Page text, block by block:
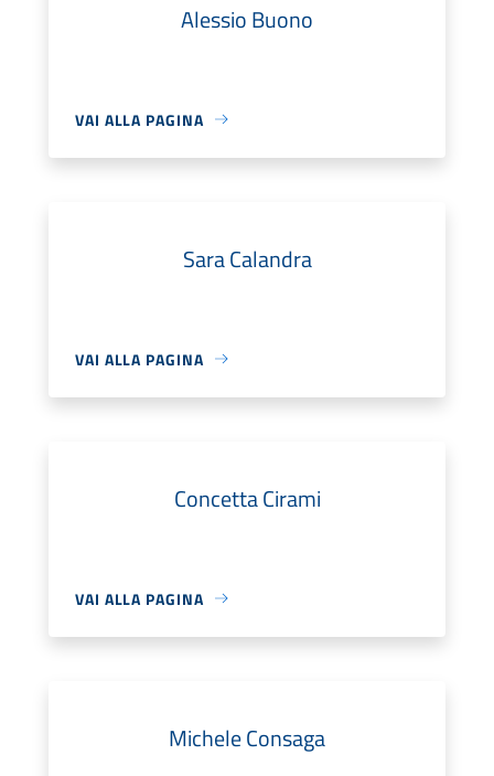
Alessio Buono
VAI ALLA PAGINA
Sara Calandra
VAI ALLA PAGINA
Concetta Cirami
VAI ALLA PAGINA
Michele Consaga